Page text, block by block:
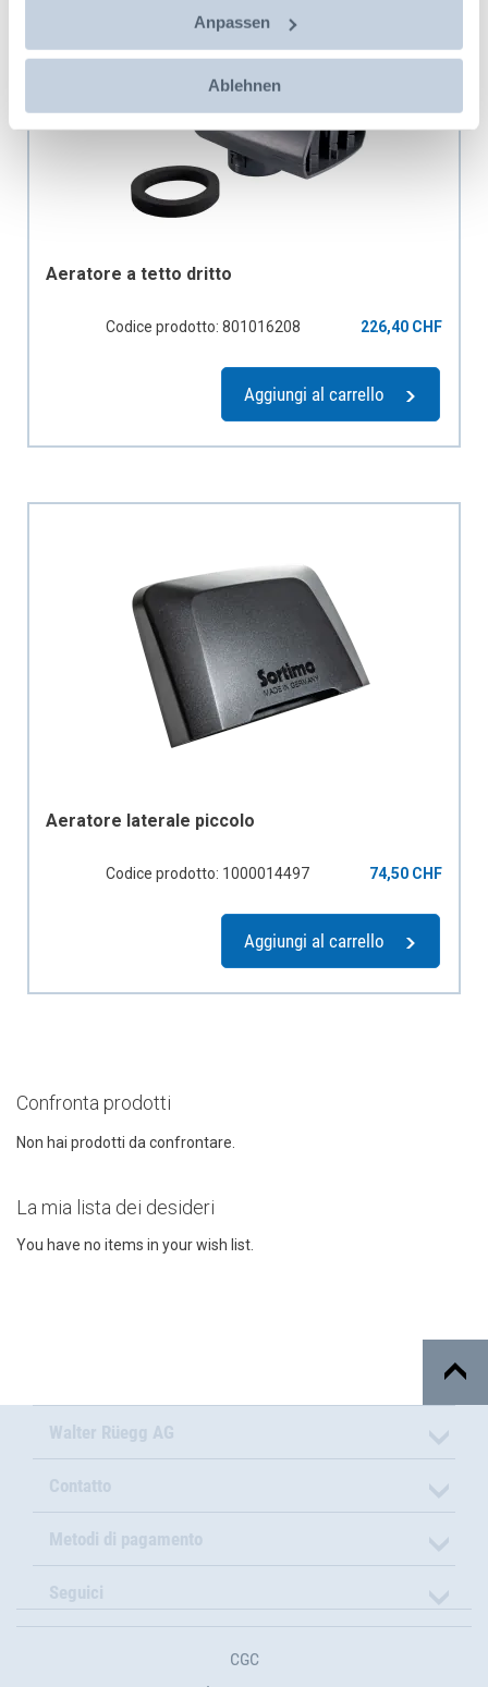
Anpassen
Ablehnen
Aeratore a tetto dritto
Codice prodotto: 801016208 226,40 CHF
Aggiungi al carrello
Aeratore laterale piccolo
Codice prodotto: 1000014497 74,50 CHF
Aggiungi al carrello
Confronta prodotti
Non hai prodotti da confrontare.
La mia lista dei desideri
You have no items in your wish list.
Walter Rüegg AG
Contatto
Metodi di pagamento
Seguici
CGC